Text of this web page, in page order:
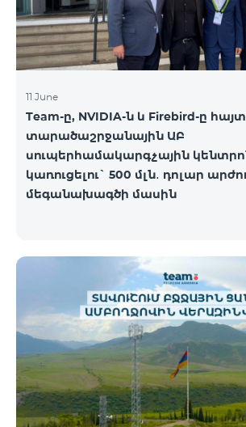
11 June
Team-ը, NVIDIA-ն և Firebird-ը
տարածաշրջանային ԱԲ
սուպերհամակարգչային
կառուցելու` 500 մլն․ դոլար
մեգանախագծի մասին